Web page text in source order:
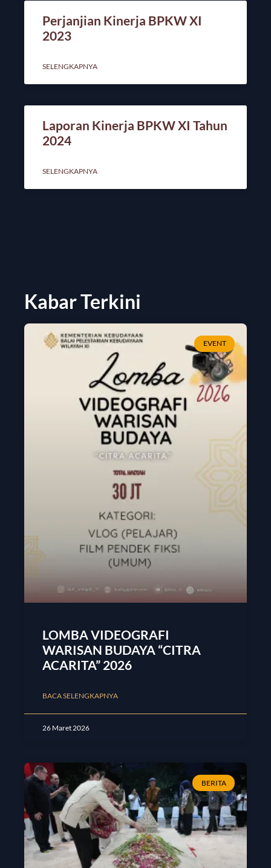
Perjanjian Kinerja BPKW XI
2023
SELENGKAPNYA
Laporan Kinerja BPKW XI Tahun
2024
SELENGKAPNYA
Kabar Terkini
EVENT
LOMBA VIDEOGRAFI
WARISAN BUDAYA “CITRA
ACARITA” 2026
BACA SELENGKAPNYA
26 Maret 2026
BERITA